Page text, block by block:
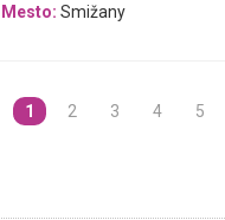
Mesto: Smižany
1 2 3 4 5